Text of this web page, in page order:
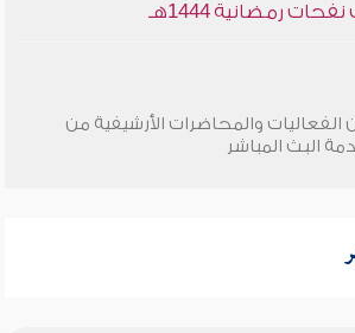
رمضانية 1444هـ
الفعاليات والمحاضرات الأرشيفية من
البث المباشر